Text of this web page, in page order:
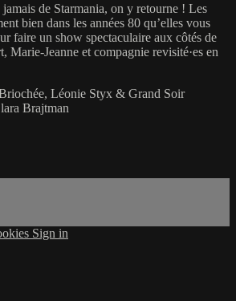
jamais de Starmania, on y retourne ! Les
bien dans les années 80 qu’elles vous
faire un show spectaculaire aux côtés de
Marie-Jeanne et compagnie revisité·es en
Léonie Styx & Grand Soir
Brajtman
Sign in